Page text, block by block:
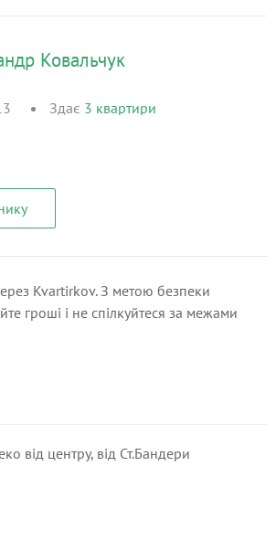
Ковальчук
Здає 3 квартири
Kvartirkov. З метою безпеки
гроші і не спілкуйтеся за межами
від центру, від Ст.Бандери